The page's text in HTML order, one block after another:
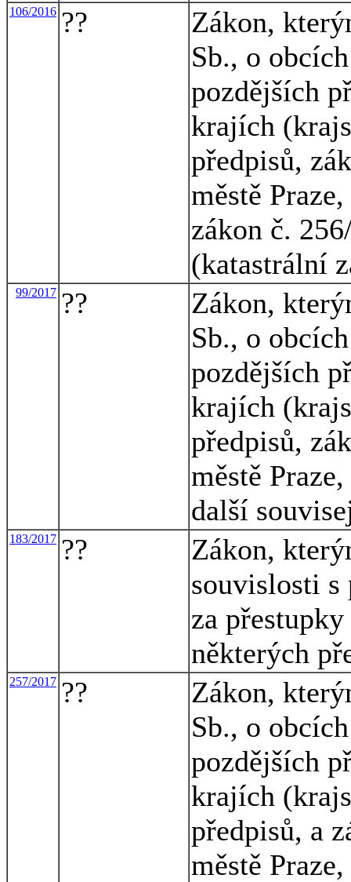
106/2016 ??
Zákon,
Sb., o
pozdějších
krajích
předpisů,
městě
zákon č.
(katastrální
99/2017 ??
Zákon,
Sb., o
pozdějších
krajích
předpisů,
městě
další
183/2017 ??
Zákon,
souvislosti s
za
některých
257/2017 ??
Zákon,
Sb., o
pozdějších
krajích
předpisů, a
městě